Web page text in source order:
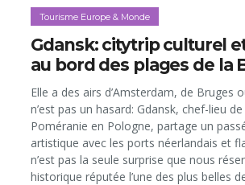
Tourisme Europe & Monde
Gdansk: citytrip culturel
au bord des plages de la
Elle a des airs d’Amsterdam, de Bruges
n’est pas un hasard: Gdansk, chef-lieu
Poméranie en Pologne, partage un
artistique avec les ports néerlandais et
n’est pas la seule surprise que nous
historique réputée l’une des plus belles